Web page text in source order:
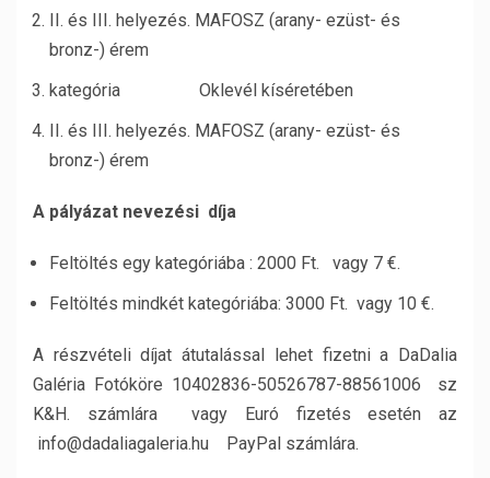
II. és III. helyezés. MAFOSZ (arany- ezüst- és
bronz-) érem
kategória Oklevél kíséretében
II. és III. helyezés. MAFOSZ (arany- ezüst- és
bronz-) érem
A pályázat nevezési díja
Feltöltés egy kategóriába : 2000 Ft. vagy 7 €.
Feltöltés mindkét kategóriába: 3000 Ft. vagy 10 €.
A részvételi díjat átutalással lehet fizetni a DaDalia
Galéria Fotóköre 10402836-50526787-88561006 sz
K&H. számlára vagy Euró fizetés esetén az
info@dadaliagaleria.hu PayPal számlára.